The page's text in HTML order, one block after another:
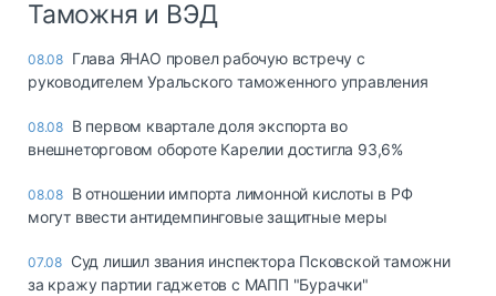
Таможня и ВЭД
08.08 Глава ЯНАО провел рабочую встречу с
руководителем Уральского таможенного управления
08.08 В первом квартале доля экспорта во
внешнеторговом обороте Карелии достигла 93,6%
08.08 В отношении импорта лимонной кислоты в РФ
могут ввести антидемпинговые защитные меры
07.08 Суд лишил звания инспектора Псковской таможни
за кражу партии гаджетов с МАПП "Бурачки"